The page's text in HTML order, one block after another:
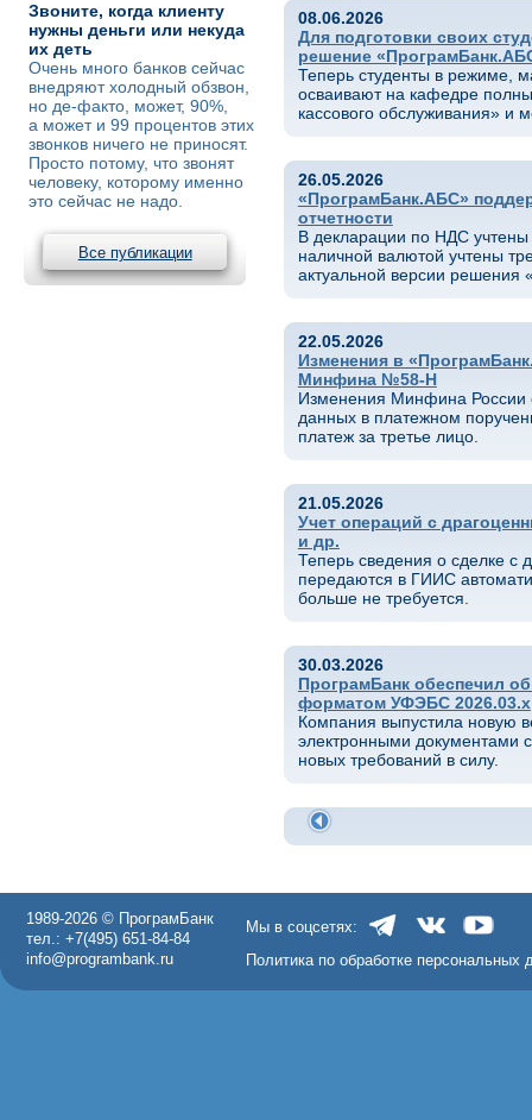
Звоните, когда клиенту
нужны деньги или некуда
их деть
Очень много банков сейчас
внедряют холодный обзвон,
но де-факто, может, 90%,
а может и 99 процентов этих
звонков ничего не приносят.
Просто потому, что звонят
человеку, которому именно
это сейчас не надо.
Все публикации
08.06.2026
Для подготовки своих
решение
Теперь студенты в режиме,
осваивают на кафедре
кассового обслуживания» и
26.05.2026
«ПрограмБанк.АБС»
отчетности
В декларации по НДС
наличной валютой учтены
актуальной версии
22.05.2026
Изменения в
Минфина №58-Н
Изменения Минфина России
данных в платежном
платеж за третье лицо.
21.05.2026
Учет операций с
и др.
Теперь сведения о сделке
передаются в ГИИС
больше не требуется.
30.03.2026
ПрограмБанк обеспечил
форматом УФЭБС 2026.03.x
Компания выпустила новую
электронными документами
новых требований в силу.
1989-2026 © ПрограмБанк
тел.: +7(495) 651-84-84
info@programbank.ru
Мы в соцсетях:
Политика по обработке персональных